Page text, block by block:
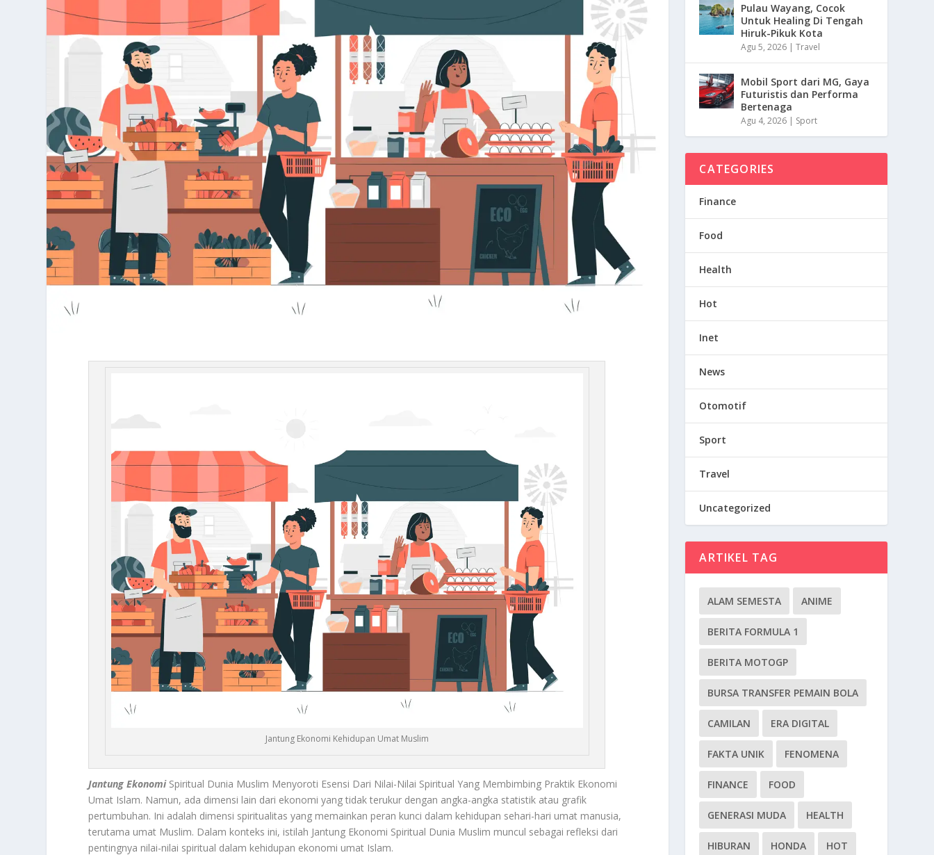
Jantung Ekonomi Kehidupan Umat Muslim
Jantung EkonomiSpiritual Dunia Muslim Menyoroti Esensi Dari Nilai-Nilai Spiritual Yang Membimbing Praktik Ekonomi
Umat Islam. Namun, ada dimensi lain dari ekonomi yang tidak terukur dengan angka-angka statistik atau grafik
pertumbuhan. Ini adalah dimensi spiritualitas yang memainkan peran kunci dalam kehidupan sehari-hari umat manusia,
terutama umat Muslim. Dalam konteks ini, istilah Jantung Ekonomi Spiritual Dunia Muslim muncul sebagai refleksi dari
pentingnya nilai-nilai spiritual dalam kehidupan ekonomi umat Islam.
Pulau Wayang, Cocok
Untuk Healing Di Tengah
Hiruk-Pikuk Kota
Agu 5, 2026 |Travel
Mobil Sport dari MG, Gaya
Futuristis dan Performa
Bertenaga
Agu 4, 2026 | Sport
CATEGORIES
Finance
Food
Health
Hot
Inet
News
Otomotif
Sport
Travel
Uncategorized
ARTIKEL TAG
ALAM SEMESTA ANIME
BERITA FORMULA 1
BERITA MOTOGP
BURSA TRANSFER PEMAIN BOLA
CAMILAN ERA DIGITAL
FAKTA UNIK FENOMENA
FINANCE FOOD
GENERASI MUDA HEALTH
HIBURAN HONDA HOT